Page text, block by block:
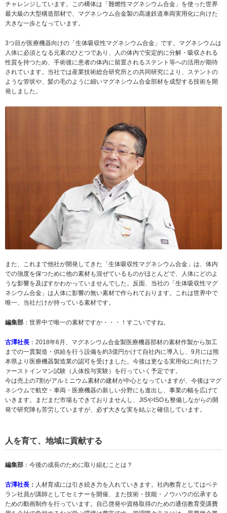
チャレンジしています。この構体は「難燃性マグネシウム合金」を使った世界
最大級の大型構造部材で、マグネシウム合金製の高速鉄道車両実用化に向けた
大きな一歩となっています。
3つ目が医療機器向けの「生体吸収性マグネシウム合金」です。マグネシウムは
人体に必須となる元素のひとつであり、人の体内で安定的に分解・吸収される
性質を持つため、手術後に患者の体内に留置されるステント等への活用が期待
されています。当社では産業技術総合研究所との共同研究により、ステントの
ような管状や、髪の毛のように細いマグネシウム合金部材を成型する技術を開
発しました。
また、これまで他社が開発してきた「生体吸収性マグネシウム合金」は、体内
での強度を保つために他の素材も混ぜているものがほとんどで、人体にどのよ
うな影響を及ぼすかわかっていませんでした。反面、当社の「生体吸収性マグ
ネシウム合金」は人体に影響の無い素材で作られております。これは世界中で
唯一、当社だけが持っている素材です。
編集部 ：世界中で唯一の素材ですか・・・！すごいですね。
古澤社長 ：2018年6月、マグネシウム合金製医療機器部材の素材作製から加工
までの一貫製造・供給を行う設備を約3億円かけて自社内に導入し、9月には熊
本県より医療機器製造業の認可を受けました。今後は更なる実用化に向けたフ
ァーストインマン試験（人体投与実験）を行っていく予定です。
今は売上の7割がアルミニウム素材の建材が中心となっていますが、今後はマグ
ネシウムで航空・車両・医療機器の新しい分野にも進出し、事業の幅を広げて
いきます。まだまだ市場もできておりませんし、JISやISOも整備しながらの開
発で研究陣も苦労していますが、必ず大きな実を結ぶと確信しています。
人を育て、地域に貢献する
編集部 ：今後の成長のために取り組むことは？
古澤社長 ： 人材育成には引き続き力を入れていきます。社内教育としてはベテ
ラン社員が講師としてセミナーを開催、また技術・技能・ノウハウの伝承する
ための動画制作を行っています。自己啓発や資格取得のための通信教育受講費